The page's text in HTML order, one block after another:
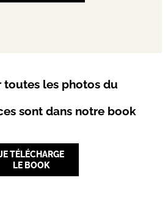
toutes les photos du
sont dans notre book
TÉLÉCHARGE
LE BOOK